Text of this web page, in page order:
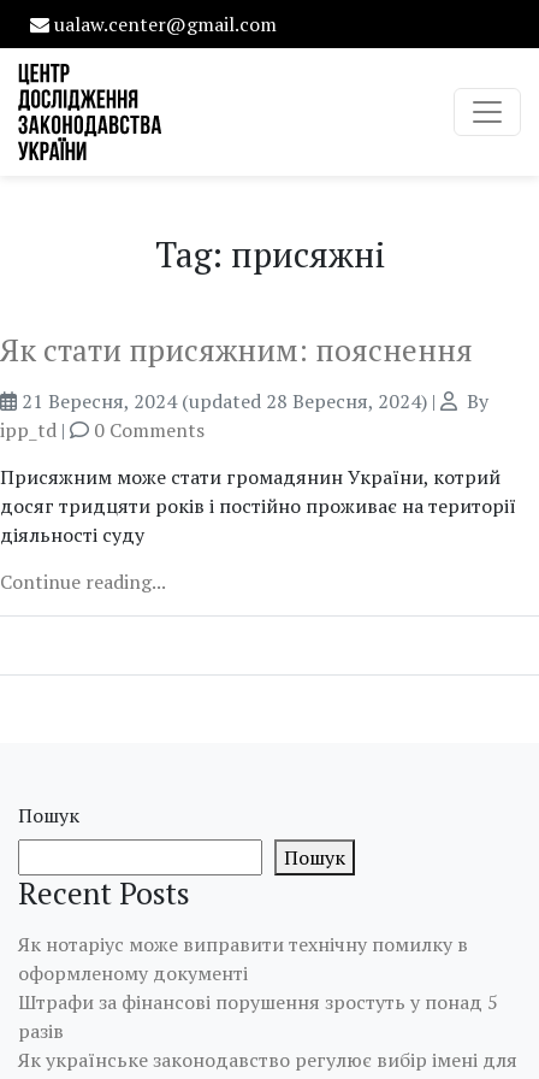
ualaw.center@gmail.com
Tag: присяжні
Як стати присяжним: пояснення
21 Вересня, 2024 (updated 28 Вересня, 2024) |
By
ipp_td |
0 Comments
Присяжним може стати громадянин України, котрий
досяг тридцяти років і постійно проживає на території
діяльності суду
Continue reading...
Пошук
Пошук
Recent Posts
Як нотаріус може виправити технічну помилку в
оформленому документі
Штрафи за фінансові порушення зростуть у понад 5
разів
Як українське законодавство регулює вибір імені для